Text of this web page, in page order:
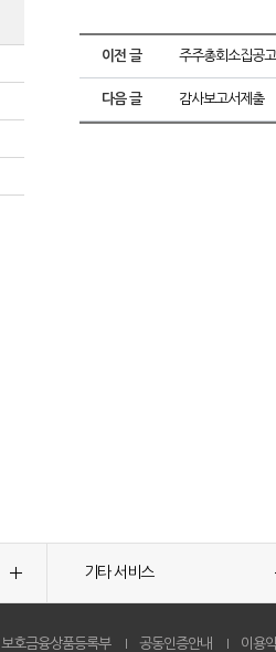
이전 글 주주총회소집공고
다음 글 감사보고서제출
기타 서비스
보호금융상품등록부 공동인증안내 이용